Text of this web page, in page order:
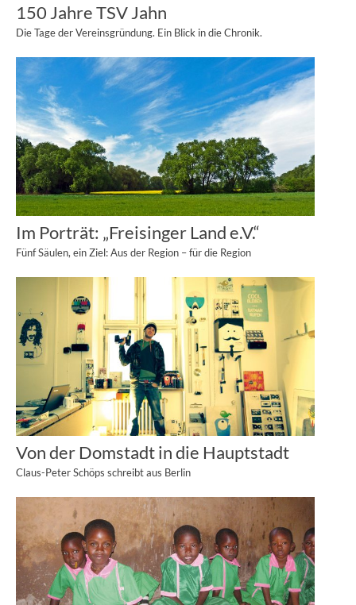
150 Jahre TSV Jahn
Die Tage der Vereinsgründung. Ein Blick in die Chronik.
Im Porträt: „Freisinger Land e.V.“
Fünf Säulen, ein Ziel: Aus der Region – für die Region
Von der Domstadt in die Hauptstadt
Claus-Peter Schöps schreibt aus Berlin